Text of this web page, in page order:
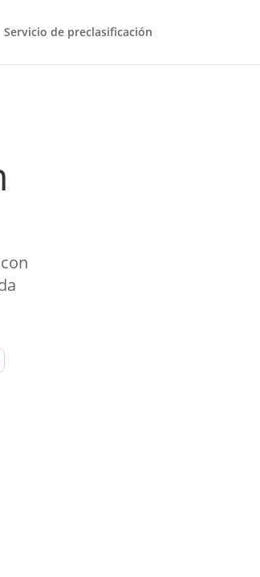
Servicio de preclasificación